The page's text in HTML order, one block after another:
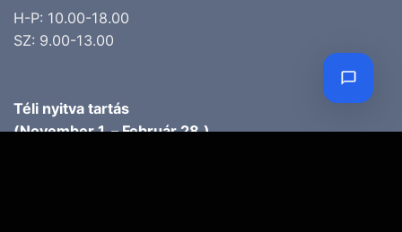
H-P: 10.00-18.00
SZ: 9.00-13.00
Téli nyitva tartás
(November 1. – Február 28.)